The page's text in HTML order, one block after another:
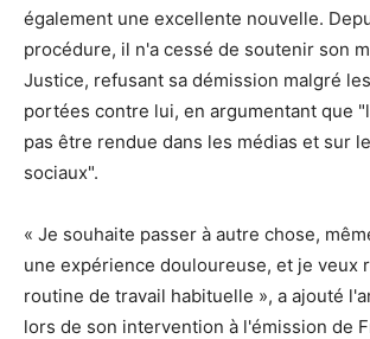
également une excellente nouvelle.
procédure, il n'a cessé de soutenir son
Justice, refusant sa démission malgré
portées contre lui, en argumentant que
pas être rendue dans les médias et sur
sociaux".
« Je souhaite passer à autre chose,
une expérience douloureuse, et je veux
routine de travail habituelle », a ajouté
lors de son intervention à l'émission de